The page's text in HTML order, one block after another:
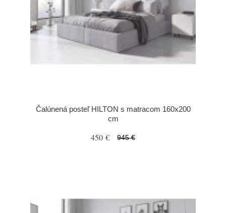
Čalúnená posteľ HILTON s matracom 160x200
cm
450 € 945 €